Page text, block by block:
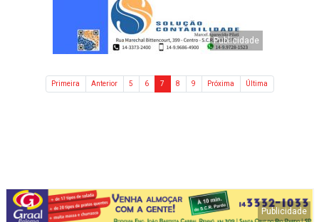
Primeira Anterior 5 6 7 8 9 Próxima Última